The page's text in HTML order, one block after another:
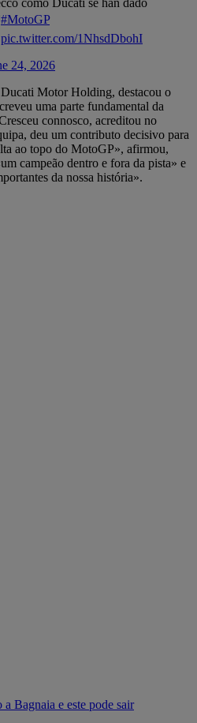
#MotoGP
pic.twitter.com/1NhsdDbohI
24, 2026
Motor Holding, destacou o
uma parte fundamental da
connosco, acreditou no
deu um contributo decisivo para
ao topo do MotoGP», afirmou,
campeão dentro e fora da pista» e
da nossa história».
Bagnaia e este pode sair